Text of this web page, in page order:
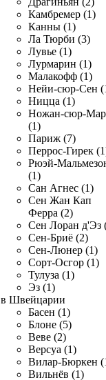
Камбремер (1)
Канны (1)
Ла Тюрби (3)
Лувье (1)
Лурмарин (1)
Малакофф (1)
Нейи-сюр-Сен
Ницца (1)
Ножан-сюр-
(1)
Париж (7)
Перрос-Гирек
Рюэй-
(1)
Сан Агнес (1)
Сен Жан Кап
Ферра (2)
Сен Лоран д'Эз
Сен-Бриё (2)
Сен-Люнер (1)
Сорт-Осгор (1)
Тулуза (1)
Эз (1)
в Швейцарии
Басен (1)
Блоне (5)
Веве (2)
Версуа (1)
Вилар-Бюркен
Вильнёв (1)